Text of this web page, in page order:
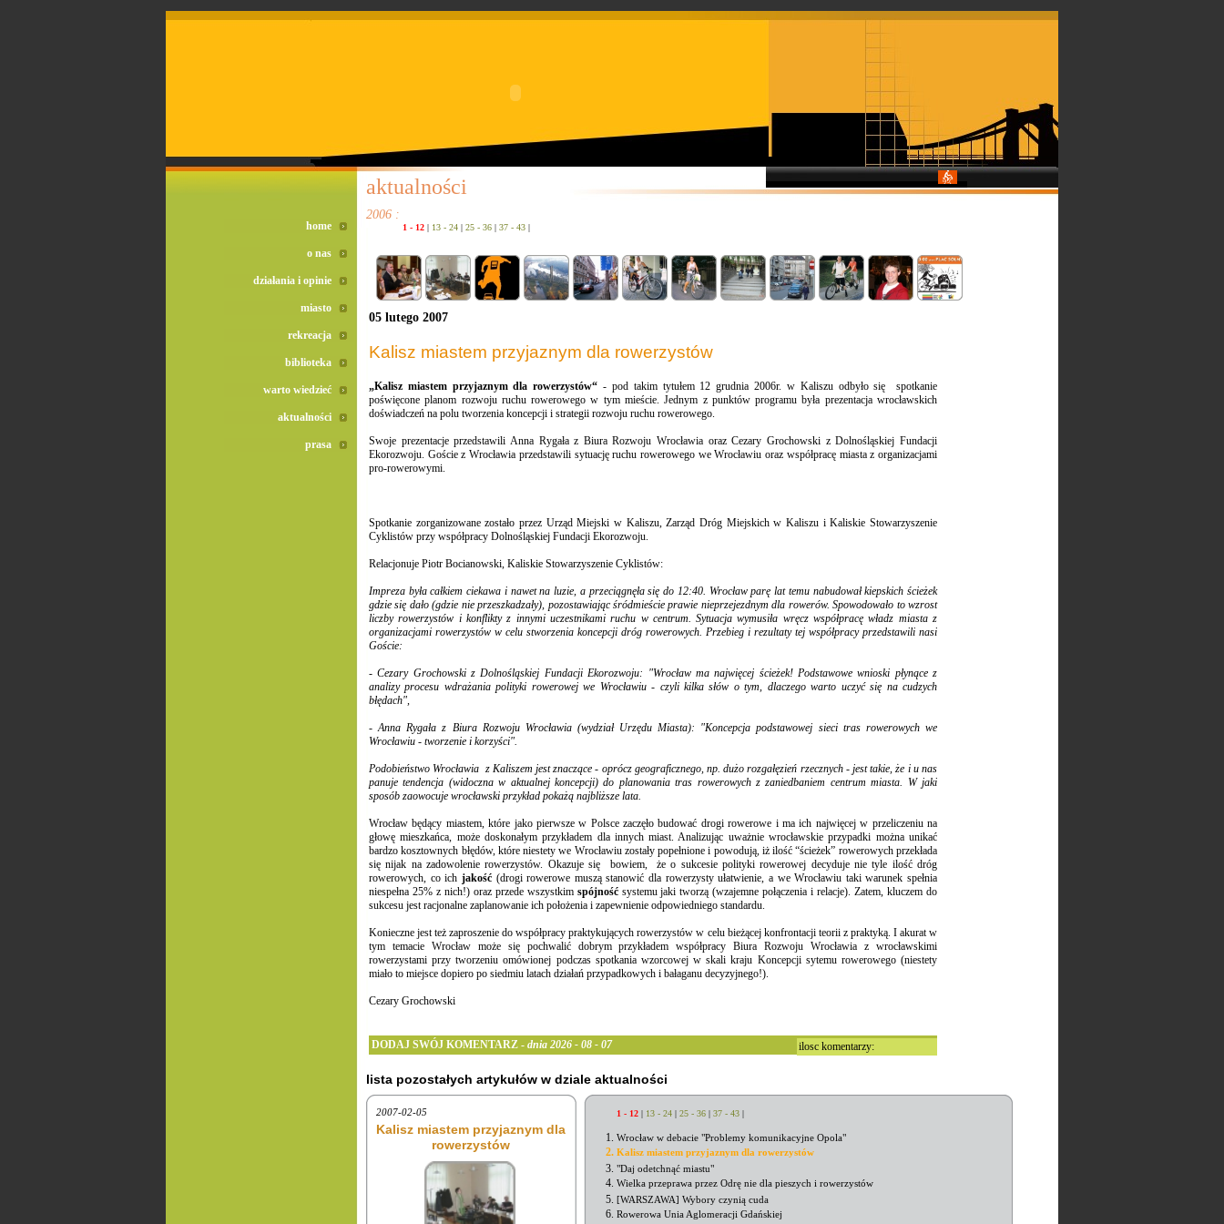
aktualności
2006 :
1 - 12 | 13 - 24 | 25 - 36 | 37 - 43 |
05 lutego 2007
Kalisz miastem przyjaznym dla rowerzystów
„Kalisz miastem przyjaznym dla rowerzystów“- pod takim tytułem 12 grudnia 2006r. w Kaliszu odbyło się spotkanie
poświęcone planom rozwoju ruchu rowerowego w tym mieście. Jednym z punktów programu była prezentacja wrocławskich
doświadczeń na polu tworzenia koncepcji i strategii rozwoju ruchu rowerowego.
Swoje prezentacje przedstawili Anna Rygała z Biura Rozwoju Wrocławia oraz Cezary Grochowski z Dolnośląskiej Fundacji
Ekorozwoju. Goście z Wrocławia przedstawili sytuację ruchu rowerowego we Wrocławiu oraz współpracę miasta z organizacjami
pro-rowerowymi.
Spotkanie zorganizowane zostało przez Urząd Miejski w Kaliszu, Zarząd Dróg Miejskich w Kaliszu i Kaliskie Stowarzyszenie
Cyklistów przy współpracy Dolnośląskiej Fundacji Ekorozwoju.
Relacjonuje Piotr Bocianowski, Kaliskie Stowarzyszenie Cyklistów:
Impreza była całkiem ciekawa i nawet na luzie, a przeciągnęła się do 12:40. Wrocław parę lat temu nabudował kiepskich ścieżek
gdzie się dało (gdzie nie przeszkadzały), pozostawiając śródmieście prawie nieprzejezdnym dla rowerów. Spowodowało to wzrost
liczby rowerzystów i konflikty z innymi uczestnikami ruchu w centrum. Sytuacja wymusiła wręcz współpracę władz miasta z
organizacjami rowerzystów w celu stworzenia koncepcji dróg rowerowych. Przebieg i rezultaty tej współpracy przedstawili nasi
Goście:
- Cezary Grochowski z Dolnośląskiej Fundacji Ekorozwoju: "Wrocław ma najwięcej ścieżek! Podstawowe wnioski płynące z
analizy procesu wdrażania polityki rowerowej we Wrocławiu - czyli kilka słów o tym, dlaczego warto uczyć się na cudzych
błędach",
- Anna Rygała z Biura Rozwoju Wrocławia (wydział Urzędu Miasta): "Koncepcja podstawowej sieci tras rowerowych we
Wrocławiu - tworzenie i korzyści".
Podobieństwo Wrocławia z Kaliszem jest znaczące - oprócz geograficznego, np. dużo rozgałęzień rzecznych - jest takie, że i u nas
panuje tendencja (widoczna w aktualnej koncepcji) do planowania tras rowerowych z zaniedbaniem centrum miasta. W jaki
sposób zaowocuje wrocławski przykład pokażą najbliższe lata.
Wrocław będący miastem, które jako pierwsze w Polsce zaczęło budować drogi rowerowe i ma ich najwięcej w przeliczeniu na
głowę mieszkańca, może doskonałym przykładem dla innych miast. Analizując uważnie wrocławskie przypadki można unikać
bardzo kosztownych błędów, które niestety we Wrocławiu zostały popełnione i powodują, iż ilość “ścieżek” rowerowych przekłada
się nijak na zadowolenie rowerzystów. Okazuje się bowiem, że o sukcesie polityki rowerowej decyduje nie tyle ilość dróg
rowerowych, co ich jakość (drogi rowerowe muszą stanowić dla rowerzysty ułatwienie, a we Wrocławiu taki warunek spełnia
niespełna 25% z nich!) oraz przede wszystkim spójność systemu jaki tworzą (wzajemne połączenia i relacje). Zatem, kluczem do
sukcesu jest racjonalne zaplanowanie ich położenia i zapewnienie odpowiedniego standardu.
Konieczne jest też zaproszenie do współpracy praktykujących rowerzystów w celu bieżącej konfrontacji teorii z praktyką. I akurat w
tym temacie Wrocław może się pochwalić dobrym przykładem współpracy Biura Rozwoju Wrocławia z wrocławskimi
rowerzystami przy tworzeniu omówionej podczas spotkania wzorcowej w skali kraju Koncepcji sytemu rowerowego (niestety
miało to miejsce dopiero po siedmiu latach działań przypadkowych i bałaganu decyzyjnego!).
Cezary Grochowski
ilosc komentarzy:
DODAJ SWÓJ KOMENTARZ - dnia 2026 - 08 - 07
lista pozostałych artykułów w dziale aktualności
2007-02-05
Kalisz miastem przyjaznym dla
rowerzystów
1 - 12 | 13 - 24 | 25 - 36 | 37 - 43 |
Wrocław w debacie "Problemy komunikacyjne Opola"
Kalisz miastem przyjaznym dla rowerzystów
"Daj odetchnąć miastu"
Wielka przeprawa przez Odrę nie dla pieszych i rowerzystów
[WARSZAWA] Wybory czynią cuda
Rowerowa Unia Aglomeracji Gdańskiej
home
o nas
działania i opinie
miasto
rekreacja
biblioteka
warto wiedzieć
aktualności
prasa